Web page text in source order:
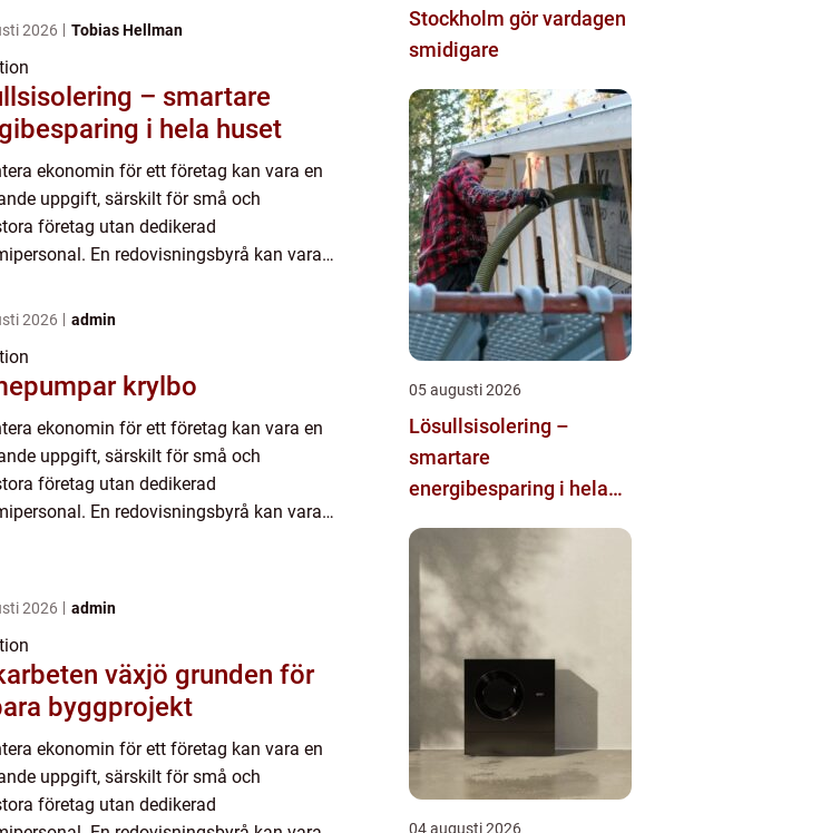
2026 Tobias Hellman
– smartare
i hela huset
ekonomin för ett företag kan vara en
uppgift, särskilt för små och
företag utan dedikerad
En redovisningsbyrå kan vara
2026 admin
krylbo
ekonomin för ett företag kan vara en
uppgift, särskilt för små och
företag utan dedikerad
En redovisningsbyrå kan vara
2026 admin
växjö grunden för
byggprojekt
ekonomin för ett företag kan vara en
uppgift, särskilt för små och
företag utan dedikerad
Stockholm gör vardagen
smidigare
05 augusti 2026
Lösullsisolering –
smartare
energibesparing i hela
04 augusti 2026